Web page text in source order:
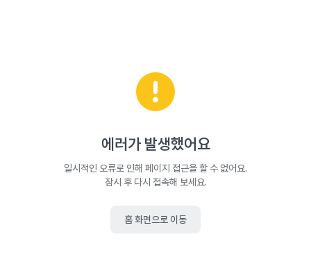
에러가 발생했어요
일시적인 오류로 인해 페이지 접근을 할 수 없어요.
잠시 후 다시 접속해 보세요.
홈 화면으로 이동